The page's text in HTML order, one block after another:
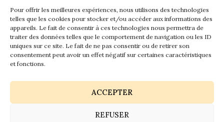
Pour offrir les meilleures expériences, nous utilisons des technologies
telles que les cookies pour stocker et/ou accéder aux informations des
appareils. Le fait de consentir à ces technologies nous permettra de
traiter des données telles que le comportement de navigation ou les ID
uniques sur ce site. Le fait de ne pas consentir ou de retirer son
consentement peut avoir un effet négatif sur certaines caractéristiques
et fonctions.
ACCEPTER
REFUSER
Plan du site
Living in Cognac Land
La vigne & Le verre
Newsletter
Dégustation sensorielle & Écriture
Contact
anne@livingincognac.com